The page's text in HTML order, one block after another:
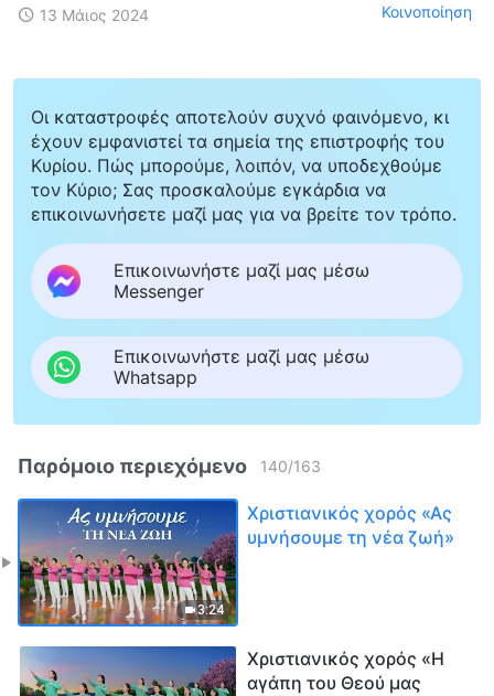
13 Μάιος 2024 Κοινοποίηση
Οι καταστροφές αποτελούν συχνό φαινόμενο, κι
έχουν εμφανιστεί τα σημεία της επιστροφής του
Κυρίου. Πώς μπορούμε, λοιπόν, να υποδεχθούμε
τον Κύριο; Σας προσκαλούμε εγκάρδια να
επικοινωνήσετε μαζί μας για να βρείτε τον τρόπο.
Επικοινωνήστε μαζί μας μέσω
Messenger
Επικοινωνήστε μαζί μας μέσω
Whatsapp
Παρόμοιο περιεχόμενο 140/163
3:24
Χριστιανικός χορός «Ας
υμνήσουμε τη νέα ζωή»
Χριστιανικός χορός «H
αγάπη του Θεού μας